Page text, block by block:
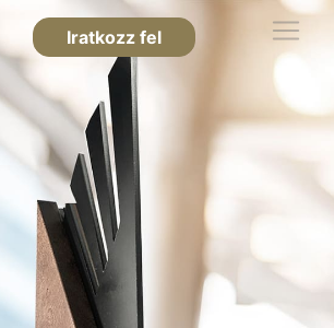
Iratkozz fel